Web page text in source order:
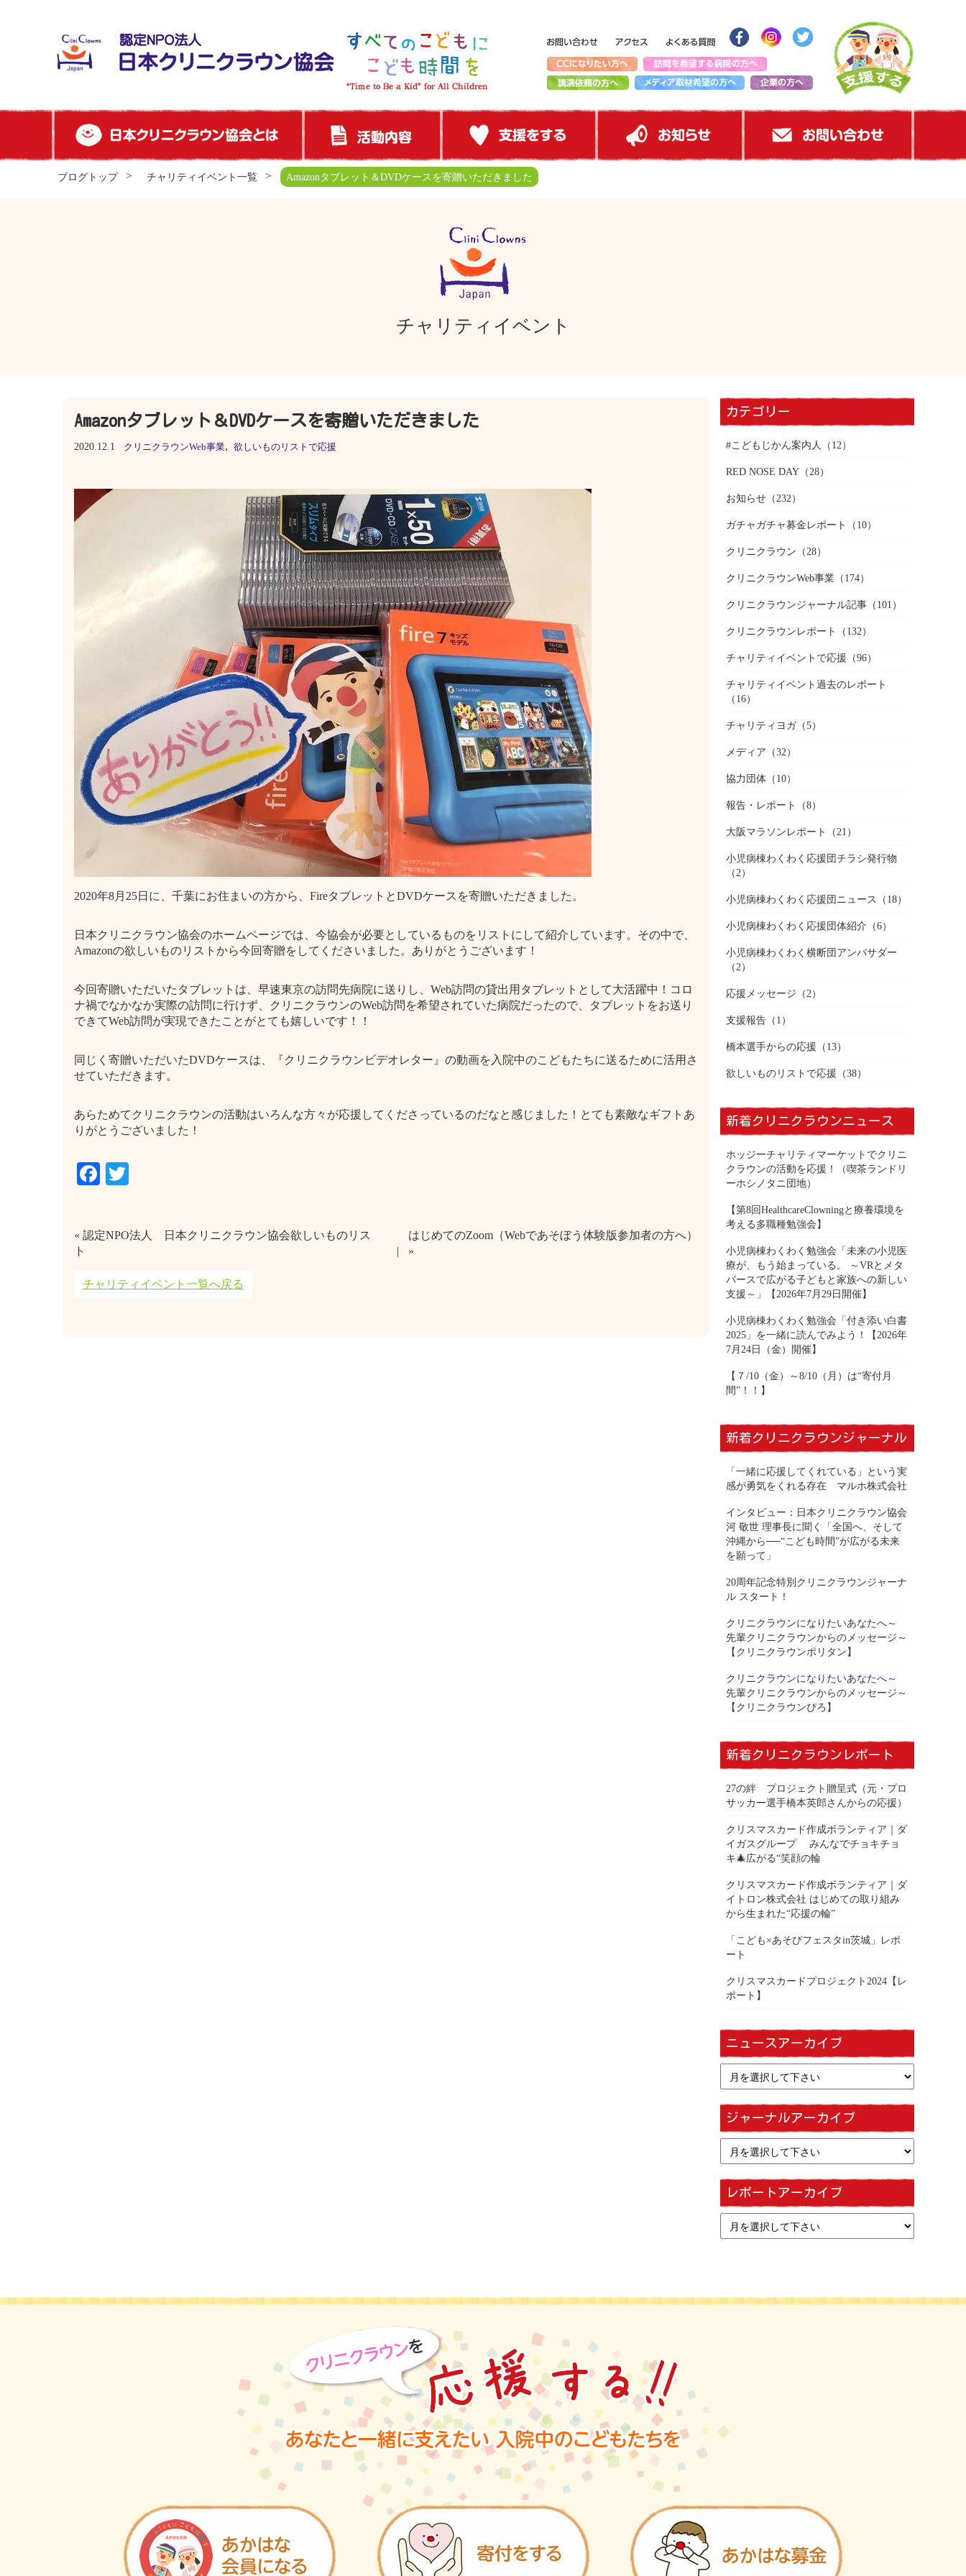
ブログトップ チャリティイベント一覧 Amazonタブレット＆DVDケースを寄贈いただきました
チャリティイベント
Amazonタブレット＆DVDケースを寄贈いただきました
2020.12.1 クリニクラウンWeb事業, 欲しいものリストで応援
2020年8月25日に、千葉にお住まいの方から、FireタブレットとDVDケースを寄贈いただきました。
日本クリニクラウン協会のホームページでは、今協会が必要としているものをリストにして紹介しています。その中で、
Amazonの欲しいものリストから今回寄贈をしてくださいました。ありがとうございます！
今回寄贈いただいたタブレットは、早速東京の訪問先病院に送りし、Web訪問の貸出用タブレットとして大活躍中！コロ
ナ禍でなかなか実際の訪問に行けず、クリニクラウンのWeb訪問を希望されていた病院だったので、タブレットをお送り
できてWeb訪問が実現できたことがとても嬉しいです！！
同じく寄贈いただいたDVDケースは、『クリニクラウンビデオレター』の動画を入院中のこどもたちに送るために活用さ
せていただきます。
あらためてクリニクラウンの活動はいろんな方々が応援してくださっているのだなと感じました！とても素敵なギフトあ
りがとうございました！
Facebook
« 認定NPO法人 日本クリニクラウン協会欲しいものリス
ト
はじめてのZoom（Webであそぼう体験版参加者の方へ）
»
チャリティイベント一覧へ戻る
カテゴリー
#こどもじかん案内人 （12）
RED NOSE DAY （28）
お知らせ （232）
ガチャガチャ募金レポート （10）
クリニクラウン （28）
クリニクラウンWeb事業 （174）
クリニクラウンジャーナル記事 （101）
クリニクラウンレポート （132）
チャリティイベントで応援 （96）
チャリティイベント過去のレポート
（16）
チャリティヨガ（5）
メディア （32）
協力団体 （10）
報告・レポート （8）
大阪マラソンレポート （21）
小児病棟わくわく応援団チラシ発行物
（2）
小児病棟わくわく応援団ニュース （18）
小児病棟わくわく応援団体紹介 （6）
小児病棟わくわく横断団アンバサダー
（2）
応援メッセージ （2）
支援報告 （1）
橋本選手からの応援 （13）
欲しいものリストで応援 （38）
新着クリニクラウンニュース
ホッジーチャリティマーケットでクリニ
クラウンの活動を応援！（喫茶ランドリ
ーホシノタニ団地）
【第8回HealthcareClowningと療養環境を
考える多職種勉強会】
小児病棟わくわく勉強会「未来の小児医
療が、もう始まっている。 ～VRとメタ
バースで広がる子どもと家族への新しい
支援～」【2026年7月29日開催】
小児病棟わくわく勉強会「付き添い白書
2025」を一緒に読んでみよう！【2026年
7月24日（金）開催】
【７/10（金）～8/10（月）は“寄付月
間”！！】
新着クリニクラウンジャーナル
「一緒に応援してくれている」という実
感が勇気をくれる存在 マルホ株式会社
インタビュー：日本クリニクラウン協会
河 敬世 理事長に聞く「全国へ、そして
沖縄から──“こども時間”が広がる未来
を願って」
20周年記念特別クリニクラウンジャーナ
ル スタート！
クリニクラウンになりたいあなたへ～
先輩クリニクラウンからのメッセージ～
【クリニクラウンポリタン】
クリニクラウンになりたいあなたへ～
先輩クリニクラウンからのメッセージ～
【クリニクラウンぴろ】
新着クリニクラウンレポート
27の絆 プロジェクト贈呈式（元・プロ
サッカー選手橋本英郎さんからの応援）
クリスマスカード作成ボランティア｜ダ
イガスグループ みんなでチョキチョ
キ🎄広がる“笑顔の輪
クリスマスカード作成ボランティア｜ダ
イトロン株式会社 はじめての取り組み
から生まれた“応援の輪”
「こども×あそびフェスタin茨城」レポ
ート
クリスマスカードプロジェクト2024【レ
ポート】
ニュースアーカイブ
ジャーナルアーカイブ
レポートアーカイブ